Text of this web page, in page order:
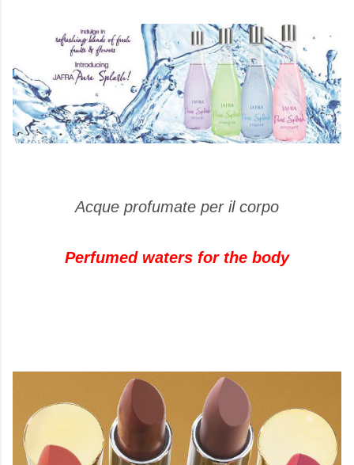
Acque profumate per il corpo
Perfumed waters for the body